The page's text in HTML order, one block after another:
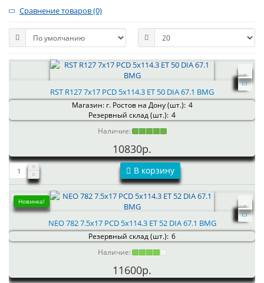
Сравнение товаров (0)
RST R127 7x17 PCD 5x114.3 ET 50 DIA 67.1 BMG
Магазин: г. Ростов на Дону (шт.): 4
Резервный склад (шт.): 4
Наличие:
10830р.
В корзину
Новинка!
NEO 782 7.5x17 PCD 5x114.3 ET 52 DIA 67.1 BMG
Резервный склад (шт.): 6
Наличие:
11600р.